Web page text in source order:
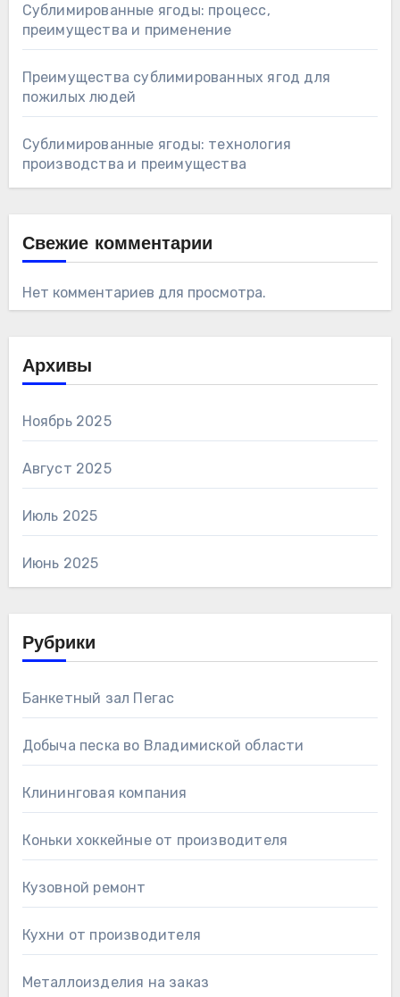
Сублимированные ягоды: процесс,
преимущества и применение
Преимущества сублимированных ягод для
пожилых людей
Сублимированные ягоды: технология
производства и преимущества
Свежие комментарии
Нет комментариев для просмотра.
Архивы
Ноябрь 2025
Август 2025
Июль 2025
Июнь 2025
Рубрики
Банкетный зал Пегас
Добыча песка во Владимиской области
Клининговая компания
Коньки хоккейные от производителя
Кузовной ремонт
Кухни от производителя
Металлоизделия на заказ